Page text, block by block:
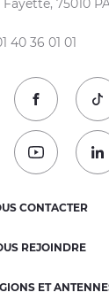
Fayette, 75010
40 36 01 01
nous sur
Suivez-
nous sur
Suivez-
CONTACTER
REJOINDRE
ET